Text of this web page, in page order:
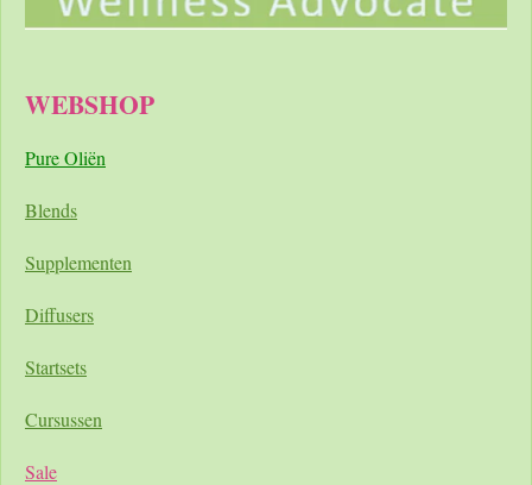
WEBSHOP
Pure Oliën
Blends
Supplementen
Diffusers
Startsets
Cursussen
Sale